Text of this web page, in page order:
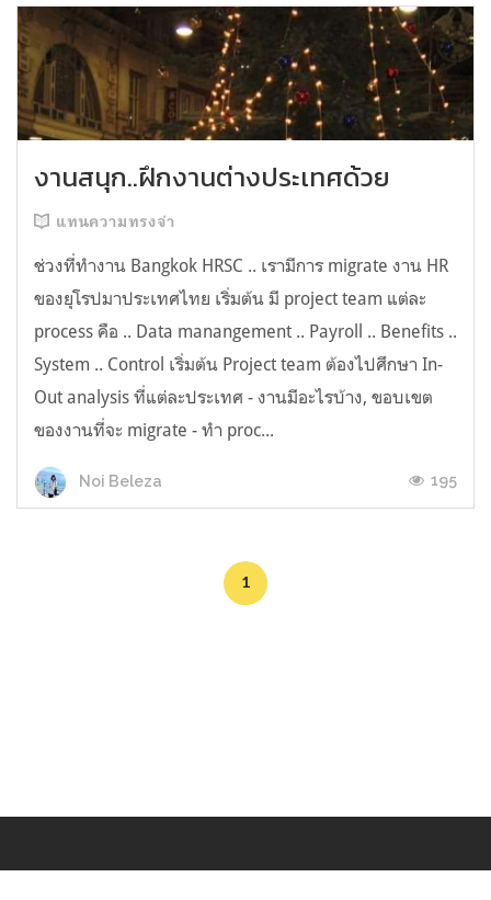
งานสนุก..ฝึกงานต่างประเทศด้วย
แทนความทรงจำ
ช่วงที่ทำงาน Bangkok HRSC .. เรามีการ migrate งาน HR
ของยุโรปมาประเทศไทย เริ่มต้น มี project team แต่ละ
process คือ .. Data manangement .. Payroll .. Benefits ..
System .. Control เริ่มต้น Project team ต้องไปศึกษา In-
Out analysis ที่แต่ละประเทศ - งานมีอะไรบ้าง, ขอบเขต
ของงานที่จะ migrate - ทำ proc...
Noi Beleza 195
1